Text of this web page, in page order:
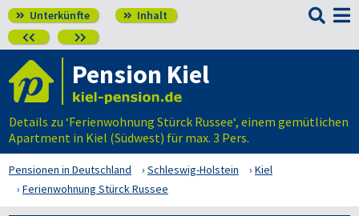
 Unterkünfte  Inhalt
 

Pension Kiel
Details zu ‘Ferienwohnung Stürck Russee‘, einem gemütlichen
Apartment in Kiel (Südwest) für max. 3 Pers.
Pensionen in Deutschland Schleswig-Holstein
Kiel
Ferienwohnung Stürck Russee